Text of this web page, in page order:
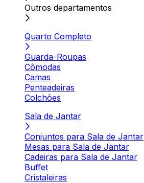
Outros departamentos
Quarto Completo
Guarda-Roupas
Cômodas
Camas
Penteadeiras
Colchões
Sala de Jantar
Conjuntos para Sala de Jantar
Mesas para Sala de Jantar
Cadeiras para Sala de Jantar
Buffet
Cristaleiras